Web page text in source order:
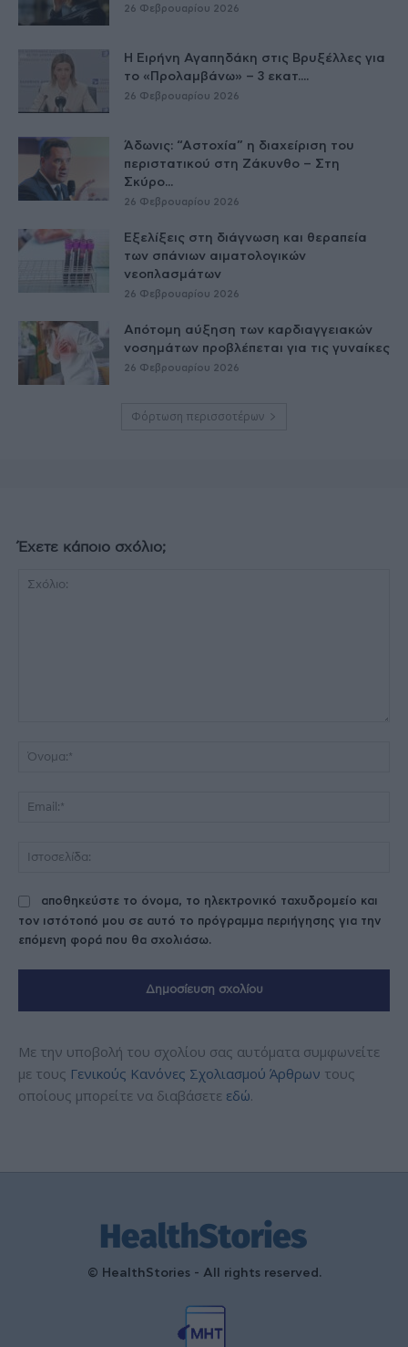
26 Φεβρουαρίου 2026
Η Ειρήνη Αγαπηδάκη στις Βρυξέλλες για
το «Προλαμβάνω» – 3 εκατ....
26 Φεβρουαρίου 2026
Άδωνις: “Αστοχία” η διαχείριση του
περιστατικού στη Ζάκυνθο – Στη
Σκύρο...
26 Φεβρουαρίου 2026
Εξελίξεις στη διάγνωση και θεραπεία
των σπάνιων αιματολογικών
νεοπλασμάτων
26 Φεβρουαρίου 2026
Απότομη αύξηση των καρδιαγγειακών
νοσημάτων προβλέπεται για τις γυναίκες
26 Φεβρουαρίου 2026
Φόρτωση περισσοτέρων
Έχετε κάποιο σχόλιο;
αποθηκεύστε το όνομα, το ηλεκτρονικό ταχυδρομείο και
τον ιστότοπό μου σε αυτό το πρόγραμμα περιήγησης για την
επόμενη φορά που θα σχολιάσω.
Με την υποβολή του σχολίου σας αυτόματα συμφωνείτε
με τους Γενικούς Κανόνες Σχολιασμού Άρθρων τους
οποίους μπορείτε να διαβάσετε εδώ.
© HealthStories - All rights reserved.